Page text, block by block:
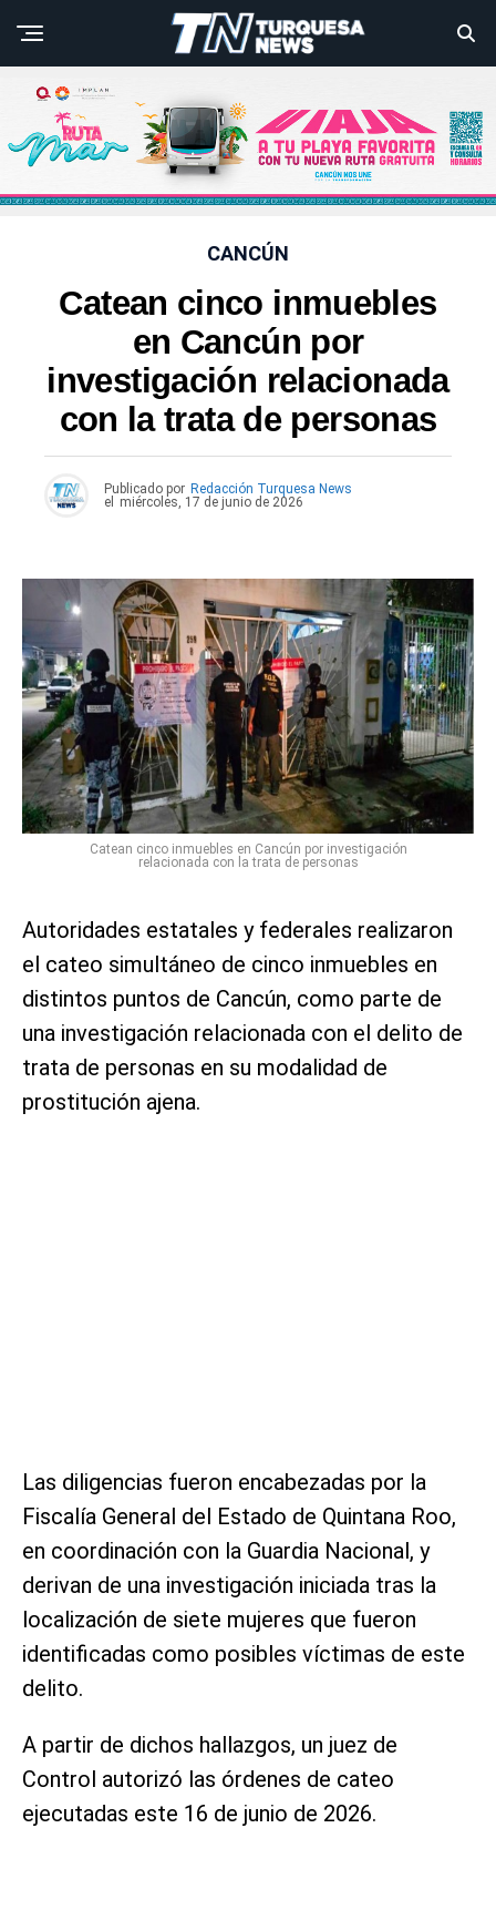
CANCÚN
Catean cinco inmuebles
en Cancún por
investigación relacionada
con la trata de personas
Publicado por Redacción Turquesa News
el
miércoles, 17 de junio de 2026
Catean cinco inmuebles en Cancún por investigación
relacionada con la trata de personas
Autoridades estatales y federales realizaron
el cateo simultáneo de cinco inmuebles en
distintos puntos de Cancún, como parte de
una investigación relacionada con el delito de
trata de personas en su modalidad de
prostitución ajena.
Las diligencias fueron encabezadas por la
Fiscalía General del Estado de Quintana Roo,
en coordinación con la Guardia Nacional, y
derivan de una investigación iniciada tras la
localización de siete mujeres que fueron
identificadas como posibles víctimas de este
delito.
A partir de dichos hallazgos, un juez de
Control autorizó las órdenes de cateo
ejecutadas este 16 de junio de 2026.